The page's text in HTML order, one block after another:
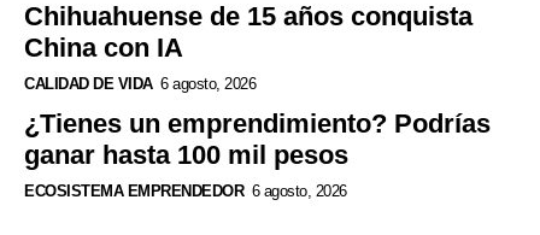
Chihuahuense de 15 años conquista
China con IA
CALIDAD DE VIDA 6 agosto, 2026
¿Tienes un emprendimiento? Podrías
ganar hasta 100 mil pesos
ECOSISTEMA EMPRENDEDOR 6 agosto, 2026